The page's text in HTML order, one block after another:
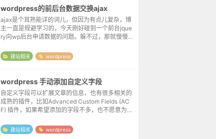
wordpress的前后台数据交换ajax
ajax是个耳熟能详的词儿，但因为有点儿复杂，博
主一直是规避学习的，今天刚好碰到一个前台jque
ry向wp后台申请数据的问题。躲不过，那就慢慢
的用户（登录与否）采用不同的钩子，不过这里
只...
建站相关 wordpress
wordpress 手动添加自定义字段
自定义字段可以扩展文章的信息，也有很多相关的
成熟的插件，比如Advanced Custom Fields (AC
F) 插件，如果希望添加的字段不多，也不愿意为此
为post文章添加字段// 添...
建站相关 wordpress